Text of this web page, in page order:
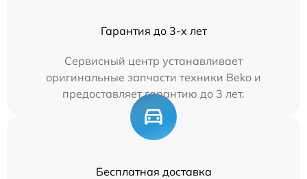
Гарантия до 3-х лет
Сервисный центр устанавливает
оригинальные запчасти техники Beko и
предоставляет гарантию до 3 лет.
Бесплатная доставка